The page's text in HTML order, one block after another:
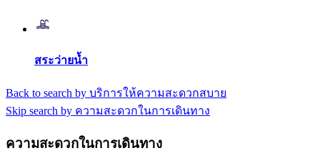
สระว่ายน้ำ
Back to search by บริการให้ความสะดวกสบาย
Skip search by ความสะดวกในการเดินทาง
ความสะดวกในการเดินทาง